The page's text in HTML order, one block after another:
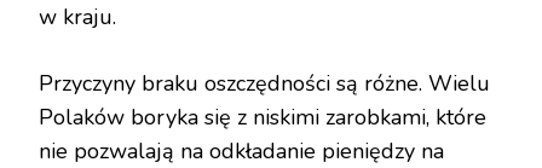
w kraju.
Przyczyny braku oszczędności są różne. Wielu
Polaków boryka się z niskimi zarobkami, które
nie pozwalają na odkładanie pieniędzy na